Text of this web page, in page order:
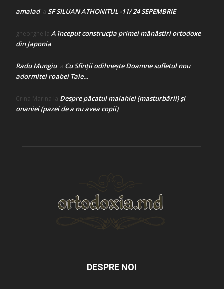
amaladla SF SILUAN ATHONITUL -11/ 24 SEPEMBRIE
gheorghe la A început construcţia primei mănăstiri ortodoxe
din Japonia
Radu Mungiula Cu Sfinții odihnește Doamne sufletul nou
adormitei roabei Tale…
Crina Marina la Despre păcatul malahiei (masturbării) şi
onaniei (pazei de a nu avea copii)
DESPRE NOI